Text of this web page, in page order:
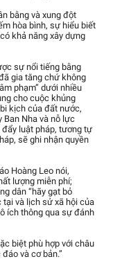
bằng và xung đột
hòa bình, sự hiểu biết
khả năng xây dựng
sự nổi tiếng bằng
gia tăng chứ không
phạm” dưới nhiều
cho cuộc khủng
kịch của đất nước,
Ban Nha và nỗ lực
luật pháp, tương tự
sẽ ghi nhận quyền
Hoàng Leo nói,
lượng miễn phí;
dân “hãy gạt bỏ
và lịch sử xã hội của
ích thông qua sự đánh
biệt phù hợp với châu
và cơ bản.”